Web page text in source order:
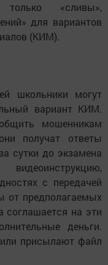
«сливы»,
для вариантов
(КИМ).
школьники могут
вариант КИМ.
мошенникам
получат ответы
сутки до экзамена
с передачей
от предполагаемых
соглашается на эти
деньги.
присылают файл